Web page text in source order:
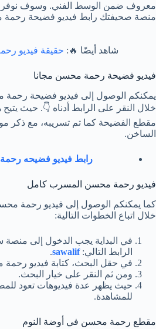
معروف ضمن الوسط الفني. وسوف نوفر
منصة صحيفتك رابط فيديو فضيحة رحمة
شاهد أيضًا 🔥: حقيقة فيديو
فيديو فضيحة رحمة محسن مجانا
يمكنكم الوصول إلى فيديو فضيحة
خلال النقر على الرابط أدناه 👇. حيث
مقطع الفضيحة كما تم تسريبه، مع
الساخن.
رابط فيديو فضيحه
فيديو رحمة محسن المسرب كامل
كما يمكنكم الوصول إلى فيديو رحمة
خلال اتباع الخطوات التالية:
في البداية يجب الدخول إلى منصة
الرابط التالي:sawalif
.
في حقل البحث، كتابة فيديو
ومن ثم النقر على خيار البحث.
حيث يظهر عدة فيديوهات تعود
للمشاهدة.
مقطع رحمة محسن في أوضة النوم